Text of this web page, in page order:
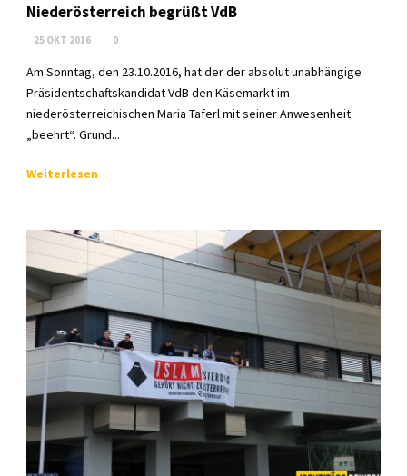
Niederösterreich begrüßt VdB
25 OKT 2016 0
Am Sonntag, den 23.10.2016, hat der der absolut unabhängige
Präsidentschaftskandidat VdB den Käsemarkt im
niederösterreichischen Maria Taferl mit seiner Anwesenheit
„beehrt“. Grund...
Weiterlesen